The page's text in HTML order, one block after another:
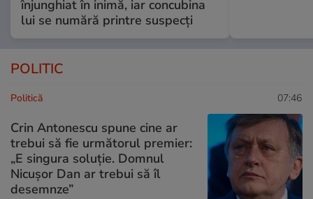
înjunghiat în inimă, iar concubina
lui se numără printre suspecți
POLITIC
Politică 07:46
Crin Antonescu spune cine ar
trebui să fie următorul premier:
„E singura soluție. Domnul
Nicușor Dan ar trebui să îl
desemnze”